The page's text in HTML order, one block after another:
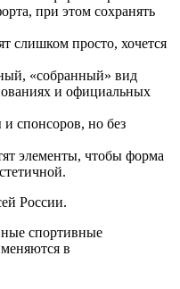
при этом сохранять
слишком просто, хочется
«собранный» вид
и официальных
и спонсоров, но без
элементы, чтобы форма
России.
спортивные
в